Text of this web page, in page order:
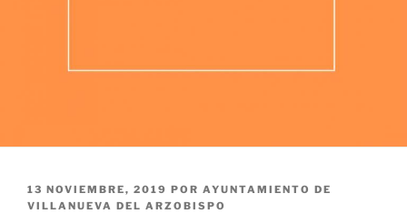
PUBLICADO
EL
13 NOVIEMBRE, 2019 POR AYUNTAMIENTO DE
VILLANUEVA DEL ARZOBISPO